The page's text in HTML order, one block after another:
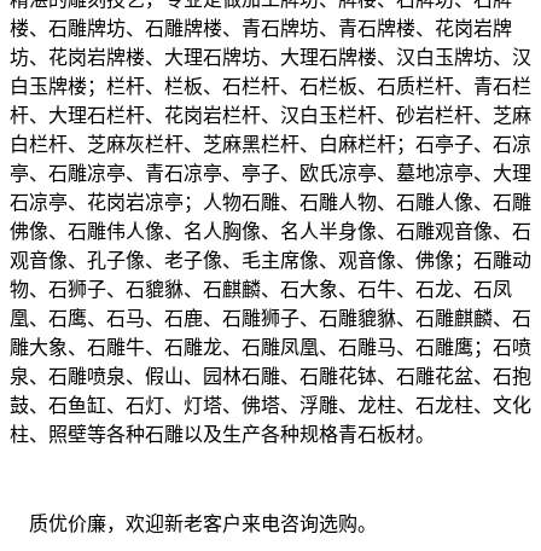
楼、石雕牌坊、石雕牌楼、青石牌坊、青石牌楼、花岗岩牌
坊、花岗岩牌楼、大理石牌坊、大理石牌楼、汉白玉牌坊、汉
白玉牌楼；栏杆、栏板、石栏杆、石栏板、石质栏杆、青石栏
杆、大理石栏杆、花岗岩栏杆、汉白玉栏杆、砂岩栏杆、芝麻
白栏杆、芝麻灰栏杆、芝麻黑栏杆、白麻栏杆；石亭子、石凉
亭、石雕凉亭、青石凉亭、亭子、欧氏凉亭、墓地凉亭、大理
石凉亭、花岗岩凉亭；人物石雕、石雕人物、石雕人像、石雕
佛像、石雕伟人像、名人胸像、名人半身像、石雕观音像、石
观音像、孔子像、老子像、毛主席像、观音像、佛像；石雕动
物、石狮子、石貔貅、石麒麟、石大象、石牛、石龙、石凤
凰、石鹰、石马、石鹿、石雕狮子、石雕貔貅、石雕麒麟、石
雕大象、石雕牛、石雕龙、石雕凤凰、石雕马、石雕鹰；石喷
泉、石雕喷泉、假山、园林石雕、石雕花钵、石雕花盆、石抱
鼓、石鱼缸、石灯、灯塔、佛塔、浮雕、龙柱、石龙柱、文化
柱、照壁等各种石雕以及生产各种规格青石板材。
质优价廉，欢迎新老客户来电咨询选购。